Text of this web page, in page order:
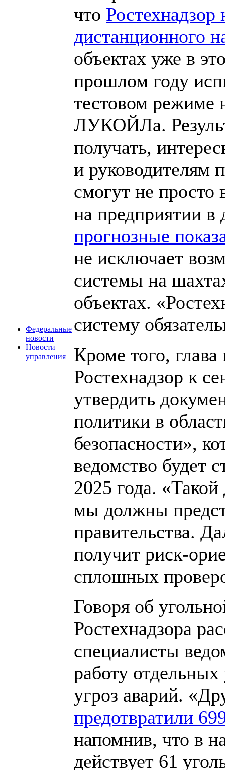
Федеральные
новости
Новости
управления
что Ростехнадзор
дистанционного
объектах уже в
прошлом году
тестовом режиме
ЛУКОЙЛа.
получать,
и руководителям
смогут не просто
на предприятии
прогнозные
не исключает
системы на
объектах.
систему
Кроме того,
Ростехнадзор к
утвердить
политики в
безопасности»,
ведомство будет
2025 года.
мы должны
правительства.
получит риск-
сплошных
Говоря об
Ростехнадзора
специалисты
работу
угроз аварий.
предотвратили
напомнив, что в
действует 61